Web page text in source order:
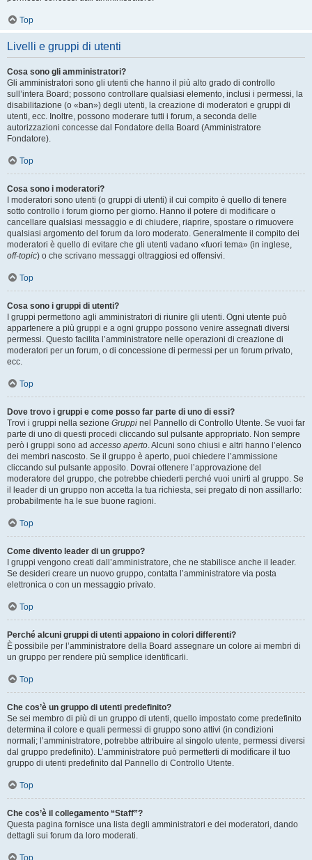
Top
Livelli e gruppi di utenti
Cosa sono gli amministratori?
Gli amministratori sono gli utenti che hanno il più alto grado di controllo
sull’intera Board; possono controllare qualsiasi elemento, inclusi i permessi, la
disabilitazione (o «ban») degli utenti, la creazione di moderatori e gruppi di
utenti, ecc. Inoltre, possono moderare tutti i forum, a seconda delle
autorizzazioni concesse dal Fondatore della Board (Amministratore
Fondatore).
Top
Cosa sono i moderatori?
I moderatori sono utenti (o gruppi di utenti) il cui compito è quello di tenere
sotto controllo i forum giorno per giorno. Hanno il potere di modificare o
cancellare qualsiasi messaggio e di chiudere, riaprire, spostare o rimuovere
qualsiasi argomento del forum da loro moderato. Generalmente il compito dei
moderatori è quello di evitare che gli utenti vadano «fuori tema» (in inglese,
off-topic) o che scrivano messaggi oltraggiosi ed offensivi.
Top
Cosa sono i gruppi di utenti?
I gruppi permettono agli amministratori di riunire gli utenti. Ogni utente può
appartenere a più gruppi e a ogni gruppo possono venire assegnati diversi
permessi. Questo facilita l’amministratore nelle operazioni di creazione di
moderatori per un forum, o di concessione di permessi per un forum privato,
ecc.
Top
Dove trovo i gruppi e come posso far parte di uno di essi?
Trovi i gruppi nella sezione Gruppi nel Pannello di Controllo Utente. Se vuoi far
parte di uno di questi procedi cliccando sul pulsante appropriato. Non sempre
però i gruppi sono ad accesso aperto. Alcuni sono chiusi e altri hanno l’elenco
dei membri nascosto. Se il gruppo è aperto, puoi chiedere l’ammissione
cliccando sul pulsante apposito. Dovrai ottenere l’approvazione del
moderatore del gruppo, che potrebbe chiederti perché vuoi unirti al gruppo. Se
il leader di un gruppo non accetta la tua richiesta, sei pregato di non assillarlo:
probabilmente ha le sue buone ragioni.
Top
Come divento leader di un gruppo?
I gruppi vengono creati dall’amministratore, che ne stabilisce anche il leader.
Se desideri creare un nuovo gruppo, contatta l’amministratore via posta
elettronica o con un messaggio privato.
Top
Perché alcuni gruppi di utenti appaiono in colori differenti?
È possibile per l’amministratore della Board assegnare un colore ai membri di
un gruppo per rendere più semplice identificarli.
Top
Che cos’è un gruppo di utenti predefinito?
Se sei membro di più di un gruppo di utenti, quello impostato come predefinito
determina il colore e quali permessi di gruppo sono attivi (in condizioni
normali; l’amministratore, potrebbe attribuire al singolo utente, permessi diversi
dal gruppo predefinito). L’amministratore può permetterti di modificare il tuo
gruppo di utenti predefinito dal Pannello di Controllo Utente.
Top
Che cos’è il collegamento “Staff”?
Questa pagina fornisce una lista degli amministratori e dei moderatori, dando
dettagli sui forum da loro moderati.
Top